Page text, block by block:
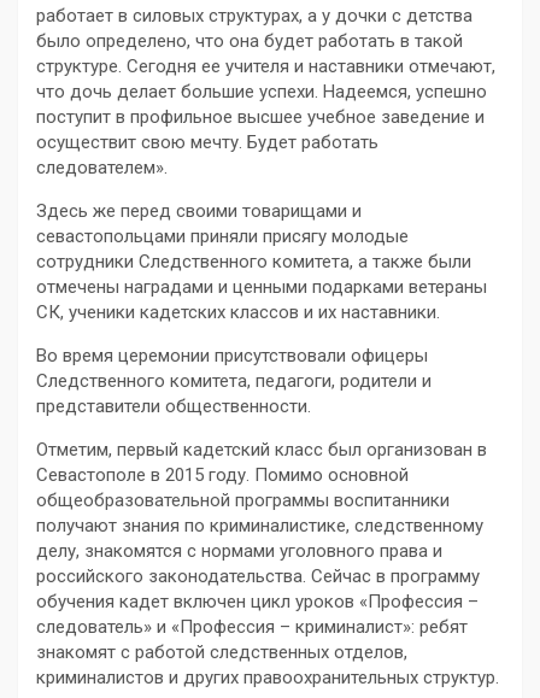
работает в силовых структурах, а у дочки с детства
было определено, что она будет работать в такой
структуре. Сегодня ее учителя и наставники отмечают,
что дочь делает большие успехи. Надеемся, успешно
поступит в профильное высшее учебное заведение и
осуществит свою мечту. Будет работать
следователем».
Здесь же перед своими товарищами и
севастопольцами приняли присягу молодые
сотрудники Следственного комитета, а также были
отмечены наградами и ценными подарками ветераны
СК, ученики кадетских классов и их наставники.
Во время церемонии присутствовали офицеры
Следственного комитета, педагоги, родители и
представители общественности.
Отметим, первый кадетский класс был организован в
Севастополе в 2015 году. Помимо основной
общеобразовательной программы воспитанники
получают знания по криминалистике, следственному
делу, знакомятся с нормами уголовного права и
российского законодательства. Сейчас в программу
обучения кадет включен цикл уроков «Профессия –
следователь» и «Профессия – криминалист»: ребят
знакомят с работой следственных отделов,
криминалистов и других правоохранительных структур.